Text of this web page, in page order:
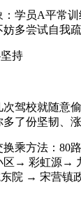
学员A平常
多尝试自我
持
驾校就随意
了份坚韧、
换乘方法：
→ 彩虹源→
院 → 宋营镇